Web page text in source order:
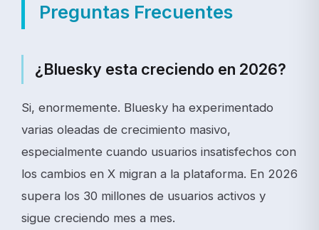
Preguntas Frecuentes
¿Bluesky esta creciendo en 2026?
Si, enormemente. Bluesky ha experimentado
varias oleadas de crecimiento masivo,
especialmente cuando usuarios insatisfechos con
los cambios en X migran a la plataforma. En 2026
supera los 30 millones de usuarios activos y
sigue creciendo mes a mes.